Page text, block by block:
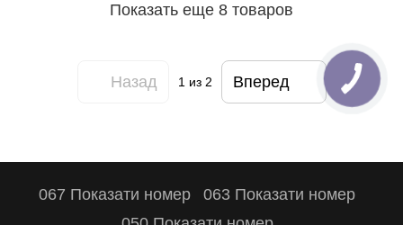
Показать еще 8 товаров
Назад 1из 2 Вперед
067 Показати номер
063 Показати номер